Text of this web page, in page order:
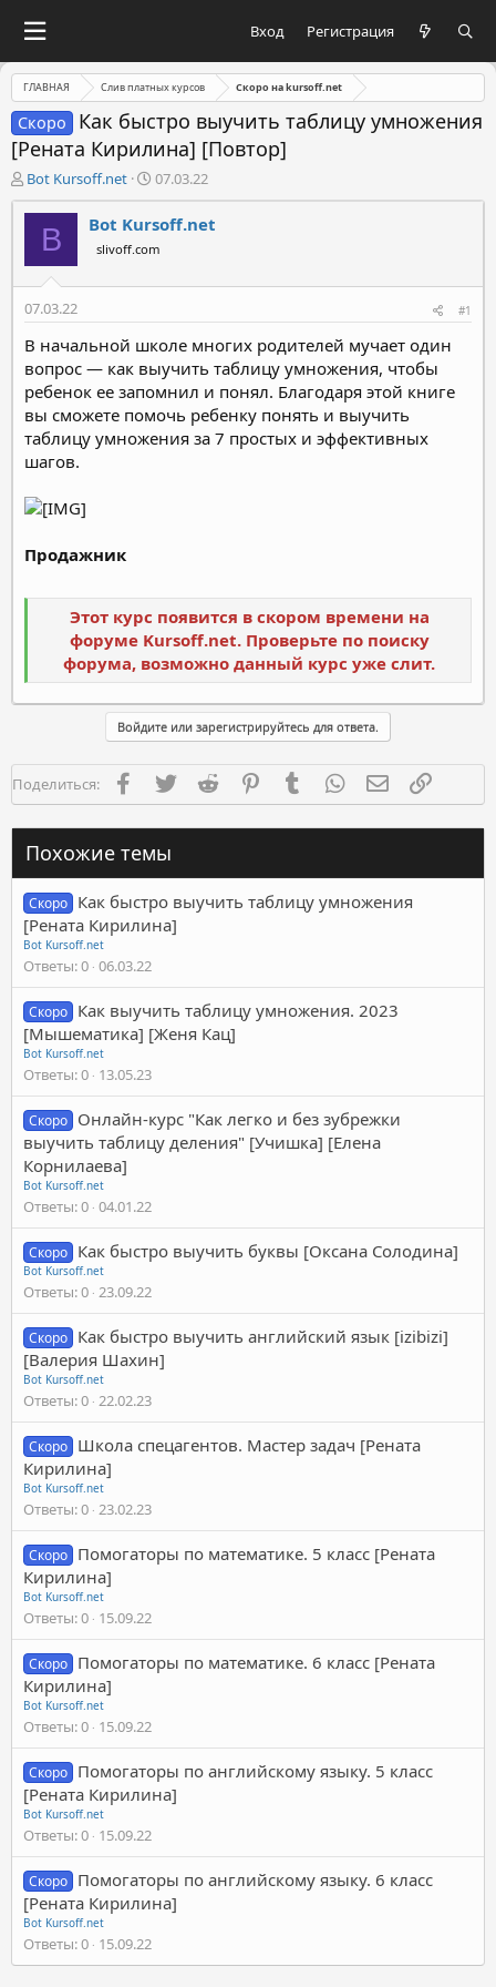
Вход Регистрация
ГЛАВНАЯ Слив платных курсов Скоро на kursoff.net
Скоро
Как быстро выучить таблицу умножения
[Рената Кирилина] [Повтор]
А
в
т
м
ы
Bot Kursoff.net
Д
а
т
а
н
а
а
07.03.22
B Bot Kursoff.net
slivoff.com
07.03.22 #1
В начальной школе многих родителей мучает один
вопрос — как выучить таблицу умножения, чтобы
ребенок ее запомнил и понял. Благодаря этой книге
вы сможете помочь ребенку понять и выучить
таблицу умножения за 7 простых и эффективных
шагов.
Продажник
Этот курс появится в скором времени на
форуме Kursoff.net. Проверьте по поиску
форума, возможно данный курс уже слит.
Войдите или зарегистрируйтесь для ответа.
Поделиться: FacebookTwitter Reddit PinterestTumblr WhatsAppЭлектронная
Похожие темы
Скоро Как быстро выучить таблицу умножения
[Рената Кирилина]
Bot Kursoff.net
Ответы 0 06.03.22
Скоро Как выучить таблицу умножения. 2023
[Мышематика] [Женя Кац]
Bot Kursoff.net
Ответы 0 13.05.23
Скоро Онлайн-курс "Как легко и без зубрежки
выучить таблицу деления" [Учишка] [Елена
Корнилаева]
Bot Kursoff.net
Ответы 0 04.01.22
Скоро Как быстро выучить буквы [Оксана Солодина]
Bot Kursoff.net
Ответы 0 23.09.22
Скоро Как быстро выучить английский язык [izibizi]
[Валерия Шахин]
Bot Kursoff.net
Ответы 0 22.02.23
Скоро Школа спецагентов. Мастер задач [Рената
Кирилина]
Bot Kursoff.net
Ответы 0 23.02.23
Скоро Помогаторы по математике. 5 класс [Рената
Кирилина]
Bot Kursoff.net
Ответы 0 15.09.22
Скоро Помогаторы по математике. 6 класс [Рената
Кирилина]
Bot Kursoff.net
Ответы 0 15.09.22
Скоро Помогаторы по английскому языку. 5 класс
[Рената Кирилина]
Bot Kursoff.net
Ответы 0 15.09.22
Скоро Помогаторы по английскому языку. 6 класс
[Рената Кирилина]
Bot Kursoff.net
Ответы 0 15.09.22